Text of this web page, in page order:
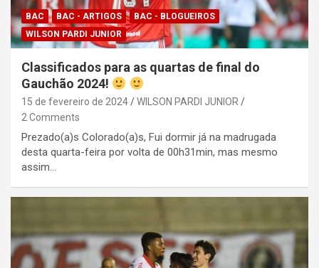
BAC BAC - ARTIGOS
BAC - BLOGUEIROS
WILSON PARDI JUNIOR
Classificados para as quartas de final do
Gauchão 2024!
15 de fevereiro de 2024
WILSON PARDI JUNIOR
2 Comments
Prezado(a)s Colorado(a)s, Fui dormir já na madrugada
desta quarta-feira por volta de 00h31min, mas mesmo
assim…